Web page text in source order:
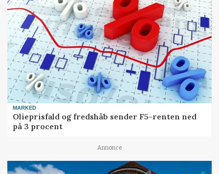
MARKED
Olieprisfald og fredshåb sender F5-renten ned
på 3 procent
Annonce